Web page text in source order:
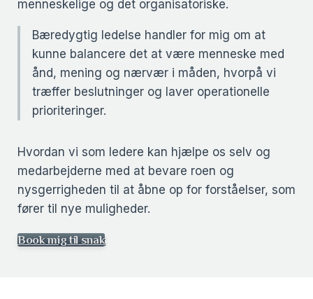
menneskelige og det organisatoriske.
Bæredygtig ledelse handler for mig om at
kunne balancere det at være menneske med
ånd, mening og nærvær i måden, hvorpå vi
træffer beslutninger og laver operationelle
prioriteringer.
Hvordan vi som ledere kan hjælpe os selv og
medarbejderne med at bevare roen og
nysgerrigheden til at åbne op for forståelser, som
fører til nye muligheder.
Book mig til snak